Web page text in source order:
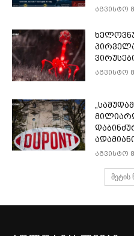
აგვისტო
აგვისტო
აგვისტო
მეტის